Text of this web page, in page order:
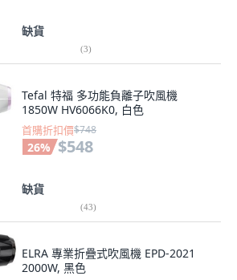
缺貨
(3)
Tefal 特福 多功能負離子吹風機
1850W HV6066K0, 白色
首購折扣價$748
26% $548
缺貨
(43)
ELRA 專業折疊式吹風機 EPD-2021
2000W, 黑色